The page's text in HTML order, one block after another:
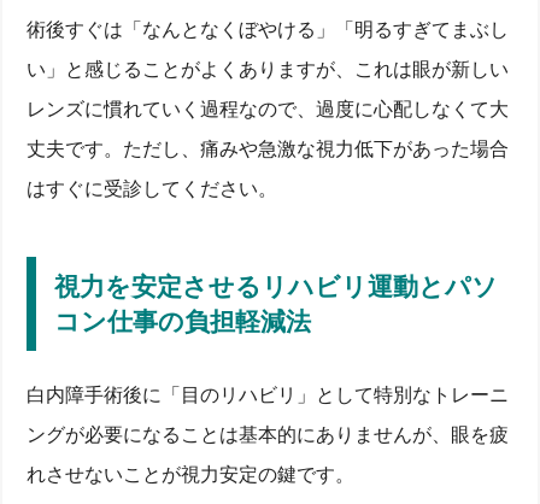
術後すぐは「なんとなくぼやける」「明るすぎてまぶし
い」と感じることがよくありますが、これは眼が新しい
レンズに慣れていく過程なので、過度に心配しなくて大
丈夫です。ただし、痛みや急激な視力低下があった場合
はすぐに受診してください。
視力を安定させるリハビリ運動とパソ
コン仕事の負担軽減法
白内障手術後に「目のリハビリ」として特別なトレーニ
ングが必要になることは基本的にありませんが、眼を疲
れさせないことが視力安定の鍵です。
術後生活の注意点：入浴・洗顔・日常生活で避けるこ
と
注意点
えるコツ
QOL向上！週間ケアグッズで日常生活を快適に保つ
想定される合併症と早期発見のポイント
飛蚊症・浮腫のサインと診療タイミング―視界トラ
ブルを見逃さない
視力低下を防ぐレーザー治療と点眼薬の役割
よくある質問FAQ：どこに相談？クリニック選びと診
信頼できる眼科・専門医の探し方と予約のコツ
初診から手術までの期間と費用感―時間をムダにし
セカンドオピニオンやオンライン診療の活用ポイン